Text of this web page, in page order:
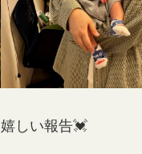
嬉しい報告💓